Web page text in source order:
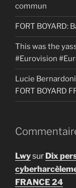
commun
FORT BOYARD:
This was the
#Eurovision
Lucie
FORT BOYARD
Lwysur Dix
FRANCE 24